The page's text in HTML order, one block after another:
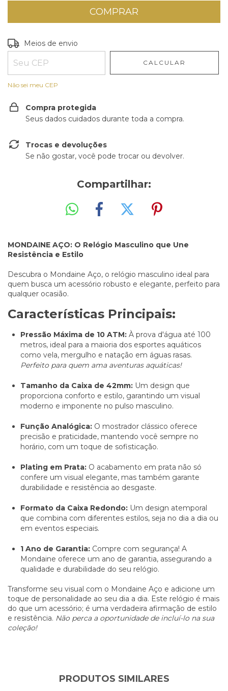
Entregas para o CEP:
Meios de envio
CALCULAR
Não sei meu CEP
Compra protegida
Seus dados cuidados durante toda a compra.
Trocas e devoluções
Se não gostar, você pode trocar ou devolver.
Compartilhar:
MONDAINE AÇO: O Relógio Masculino que Une
Resistência e Estilo
Descubra o Mondaine Aço, o relógio masculino ideal para
quem busca um acessório robusto e elegante, perfeito para
qualquer ocasião.
Características Principais:
Pressão Máxima de 10 ATM: À prova d'água até 100
metros, ideal para a maioria dos esportes aquáticos
como vela, mergulho e natação em águas rasas.
Perfeito para quem ama aventuras aquáticas!
Tamanho da Caixa de 42mm: Um design que
proporciona conforto e estilo, garantindo um visual
moderno e imponente no pulso masculino.
Função Analógica: O mostrador clássico oferece
precisão e praticidade, mantendo você sempre no
horário, com um toque de sofisticação.
Plating em Prata: O acabamento em prata não só
confere um visual elegante, mas também garante
durabilidade e resistência ao desgaste.
Formato da Caixa Redondo: Um design atemporal
que combina com diferentes estilos, seja no dia a dia ou
em eventos especiais.
1 Ano de Garantia: Compre com segurança! A
Mondaine oferece um ano de garantia, assegurando a
qualidade e durabilidade do seu relógio.
Transforme seu visual com o Mondaine Aço e adicione um
toque de personalidade ao seu dia a dia. Este relógio é mais
do que um acessório; é uma verdadeira afirmação de estilo
e resistência. Não perca a oportunidade de incluí-lo na sua
coleção!
PRODUTOS SIMILARES